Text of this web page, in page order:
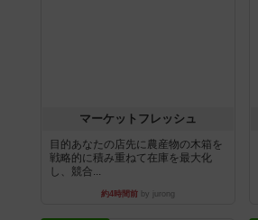
マーケットフレッシュ
目的あなたの店先に農産物の木箱を
戦略的に積み重ねて在庫を最大化
し、競合...
約4時間前 by jurong